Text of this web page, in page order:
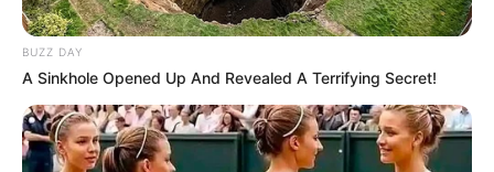
BUZZ DAY
A Sinkhole Opened Up And Revealed A Terrifying Secret!